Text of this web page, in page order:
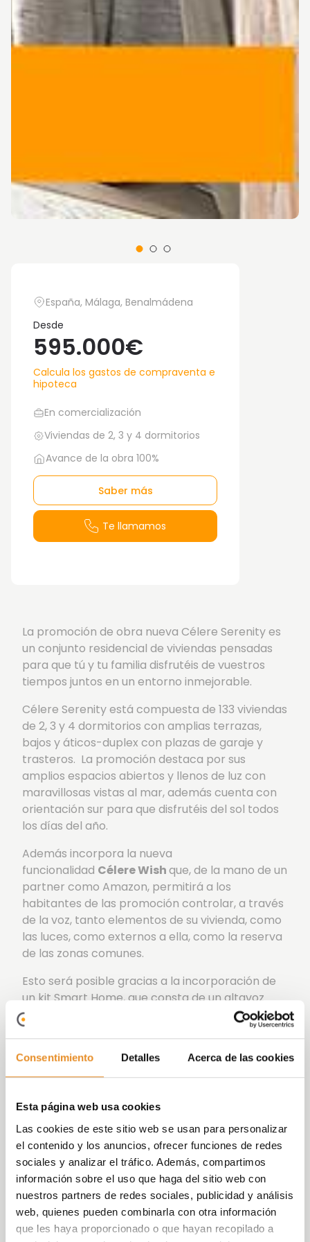
Consentimiento Detalles Acerca de las cookies
Esta página web usa cookies
Las cookies de este sitio web se usan para personalizar
el contenido y los anuncios, ofrecer funciones de redes
sociales y analizar el tráfico. Además, compartimos
información sobre el uso que haga del sitio web con
nuestros partners de redes sociales, publicidad y análisis
web, quienes pueden combinarla con otra información
que les haya proporcionado o que hayan recopilado a
España, Málaga, Benalmádena
Desde
595.000€
Calcula los gastos de compraventa e
hipoteca
En comercialización
Viviendas de 2, 3 y 4 dormitorios
Avance de la obra 100%
Saber más
Te llamamos
La promoción de obra nueva Célere Serenity es
un conjunto residencial de viviendas pensadas
para que tú y tu familia disfrutéis de vuestros
tiempos juntos en un entorno inmejorable.
Célere Serenity está compuesta de 133 viviendas
de 2, 3 y 4 dormitorios con amplias terrazas,
bajos y áticos-duplex con plazas de garaje y
trasteros. La promoción destaca por sus
amplios espacios abiertos y llenos de luz con
maravillosas vistas al mar, además cuenta con
orientación sur para que disfrutéis del sol todos
los días del año.
Además incorpora la nueva
funcionalidad Célere Wishque, de la mano de un
partner como Amazon, permitirá a los
habitantes de las promoción controlar, a través
de la voz, tanto elementos de su vivienda, como
las luces, como externos a ella, como la reserva
de las zonas comunes.
Esto será posible gracias a la incorporación de
un kit Smart Home, que consta de un altavoz
Amazon Echo dot, además de otros dispositivos
como bombillas y enchufes inteligentes.
Está diseñada con un alto nivel de acabados y
todas las viviendas cuentan con cocina
el salón con sistema de apertura corredera
elevable.
Pero eso no es todo, las maravillosas zonas
comunes de Célere Serenity serán el espacio
perfecto para pasar tiempo con tus seres
queridos en sus jardines o disfrutar en la piscina
con canal de nado, la sala Social Gourmet o
terminar la jornada en la zona deportiva con